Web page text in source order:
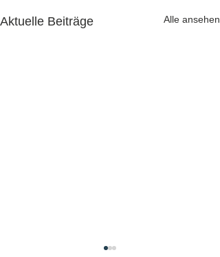
Aktuelle Beiträge Alle ansehen